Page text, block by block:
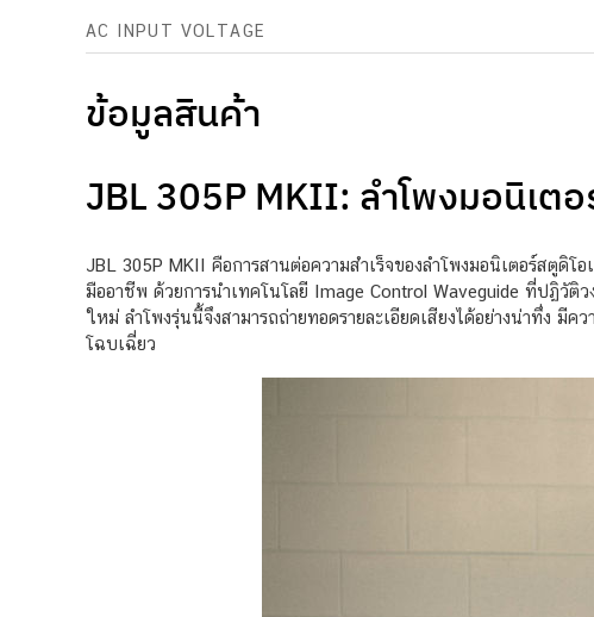
AC INPUT VOLTAGE
ข้อมูลสินค้า
JBL 305P MKII: ลำโพงมอนิเต
JBL 305P MKII คือการสานต่อความสำเร็จของลำโพงมอนิเตอร์สตูดิ
มืออาชีพ ด้วยการนำเทคโนโลยี Image Control Waveguide ที่ปฏิวั
ใหม่ ลำโพงรุ่นนี้จึงสามารถถ่ายทอดรายละเอียดเสียงได้อย่างน่าทึ่ง
โฉบเฉี่ยว